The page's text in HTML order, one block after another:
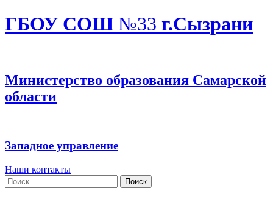
ГБОУ СОШ №33 г.Сызрани
Министерство образования Самарской
области
Западное управление
Наши контакты
Найти: